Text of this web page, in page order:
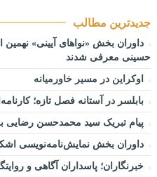
راه پیمایی جاماندگان اربعین
جهاد دانشگاهی مازندران؛ روایت
توسعه تبدیل کرد
دبیران شش بخش نهمین
معرفی شدند
فیاضی: هم‌افزایی مدیران، حلقه
است/ ترک فعل در حوزه آب، خاک و
هم‌افزایی مدیران، حلقه مفقوده
فعل در حوزه آب، خاک و برنج باید
انتصاب دبیر نهمین اشکواره
جدیدترین مطالب
داوران بخش «نواهای آیینی»
حسینی معرفی شدند
اوکراین در مسیر خاورمیانه
بابلسر در آستانه فصل تازه؛
پیام تبریک سید محمدحسن رضایی
داوران بخش نمایش‌نامه‌نویسی
خبرنگاران؛ پاسداران آگاهی و